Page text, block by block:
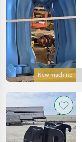
New machine